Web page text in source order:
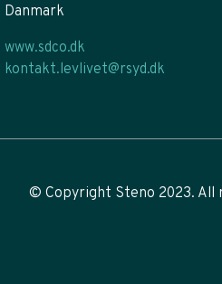
Danmark
www.sdco.dk
kontakt.levlivet@rsyd.dk
© Copyright Steno 2023. All